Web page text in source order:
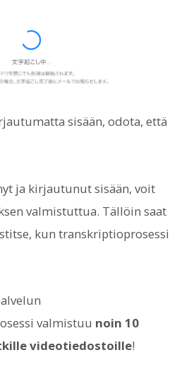
sisään, odota, että
ja kirjautunut sisään, voit
valmistuttua. Tällöin saat
kun transkriptioprosessi
valmistuu noin 10
videotiedostoille!